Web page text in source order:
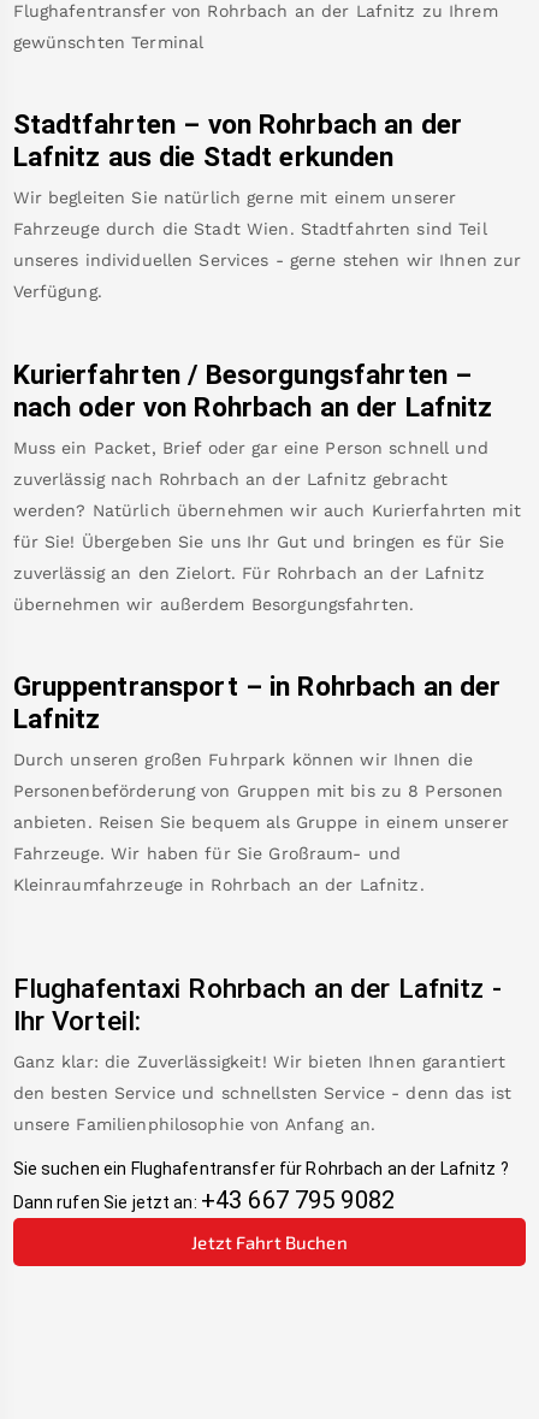
Flughafentransfer von Rohrbach an der Lafnitz zu Ihrem
gewünschten Terminal
Stadtfahrten – von Rohrbach an der
Lafnitz aus die Stadt erkunden
Wir begleiten Sie natürlich gerne mit einem unserer
Fahrzeuge durch die Stadt Wien. Stadtfahrten sind Teil
unseres individuellen Services - gerne stehen wir Ihnen zur
Verfügung.
Kurierfahrten / Besorgungsfahrten –
nach oder von Rohrbach an der Lafnitz
Muss ein Packet, Brief oder gar eine Person schnell und
zuverlässig nach Rohrbach an der Lafnitz gebracht
werden? Natürlich übernehmen wir auch Kurierfahrten mit
für Sie! Übergeben Sie uns Ihr Gut und bringen es für Sie
zuverlässig an den Zielort. Für Rohrbach an der Lafnitz
übernehmen wir außerdem Besorgungsfahrten.
Gruppentransport – in Rohrbach an der
Lafnitz
Durch unseren großen Fuhrpark können wir Ihnen die
Personenbeförderung von Gruppen mit bis zu 8 Personen
anbieten. Reisen Sie bequem als Gruppe in einem unserer
Fahrzeuge. Wir haben für Sie Großraum- und
Kleinraumfahrzeuge in Rohrbach an der Lafnitz.
Flughafentaxi Rohrbach an der Lafnitz -
Ihr Vorteil:
Ganz klar: die Zuverlässigkeit! Wir bieten Ihnen garantiert
den besten Service und schnellsten Service - denn das ist
unsere Familienphilosophie von Anfang an.
Sie suchen ein Flughafentransfer für Rohrbach an der Lafnitz ?
Dann rufen Sie jetzt an: +43 667 795 9082
Jetzt Fahrt Buchen